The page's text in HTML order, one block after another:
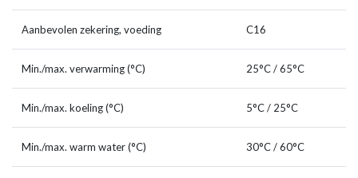
Aanbevolen zekering, voeding C16
Min./max. verwarming (°C) 25°C / 65°C
Min./max. koeling (°C) 5°C / 25°C
Min./max. warm water (°C) 30°C / 60°C